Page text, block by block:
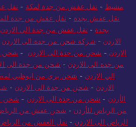
مشيط - نقل عفش من جدة لمكة - نقل
نقل عفش بجدة - نقل عفش من جدة
بجدة - نقل عفش من جدة الي الاردن
الاردن - شركة شحن من جدة الى الاردن
الاردن - شحن من جدة الى الاردن - شحن
من جدة الى الاردن - شحن من جدة الى
الي الاردن - شحن بري من ابوظبي
الاردن - شحن من جدة الى الاردن -
الأردن - شحن من جدة الى الاردن - شحن
من الرياض للأردن - شحن عفش من الرياض
الرياض الى الاردن - نقل العفش من الرياض